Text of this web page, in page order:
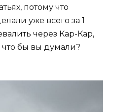
потому что
уже всего за 1
через Кар-Кар,
что бы вы думали?